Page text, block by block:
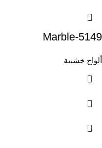
Marble-5149
ألواح خشبية